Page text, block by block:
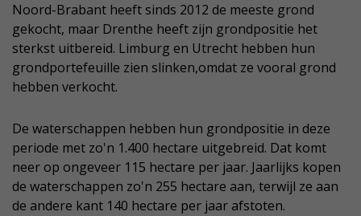
Noord-Brabant heeft sinds 2012 de meeste grond
gekocht, maar Drenthe heeft zijn grondpositie het
sterkst uitbereid. Limburg en Utrecht hebben hun
grondportefeuille zien slinken,omdat ze vooral grond
hebben verkocht.
De waterschappen hebben hun grondpositie in deze
periode met zo'n 1.400 hectare uitgebreid. Dat komt
neer op ongeveer 115 hectare per jaar. Jaarlijks kopen
de waterschappen zo'n 255 hectare aan, terwijl ze aan
de andere kant 140 hectare per jaar afstoten.